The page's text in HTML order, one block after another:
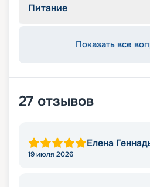
Питание
Показать все
27 отзывов
Елена
19 июля 2026